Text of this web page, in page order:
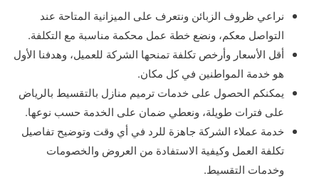
نراعي ظروف الزبائن ونتعرف على الميزانية المتاحة عند
التواصل معكم، ونضع خطة عمل محكمة مناسبة مع التكلفة.
أقل الأسعار وأرخص تكلفة تمنحها الشركة للعميل، وهدفنا الأول
هو خدمة المواطنين في كل مكان.
يمكنكم الحصول على خدمات ترميم منازل بالتقسيط بالرياض
على فترات طويلة، ونعطي ضمان على الخدمة حسب نوعها.
خدمة عملاء الشركة جاهزة للرد في أي وقت وتوضيح تفاصيل
تكلفة العمل وكيفية الاستفادة من العروض والخصومات
وخدمات التقسيط.